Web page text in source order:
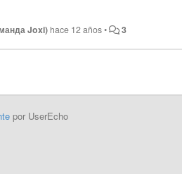
Joxi) hace 12 años• 3
por UserEcho